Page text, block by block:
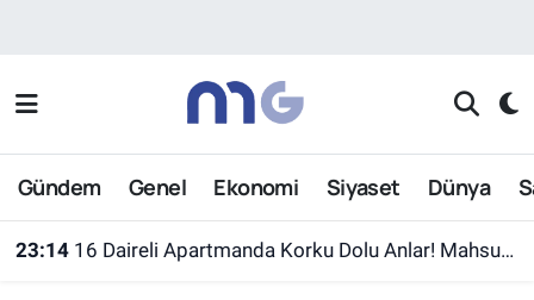
Gündem Genel Ekonomi Siyaset Dünya
23:14 16 Daireli Apartmanda Korku Dolu Anlar! Mahsur Kalanlar Kurtarıldı
Nöbetçi Eczaneler
Hava Durumu